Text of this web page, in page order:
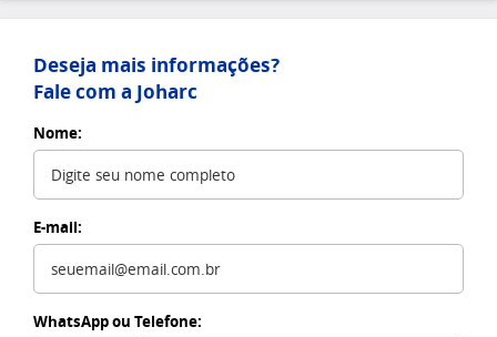
Deseja mais informações?
Fale com a Joharc
Nome:
E-mail:
WhatsApp ou Telefone: